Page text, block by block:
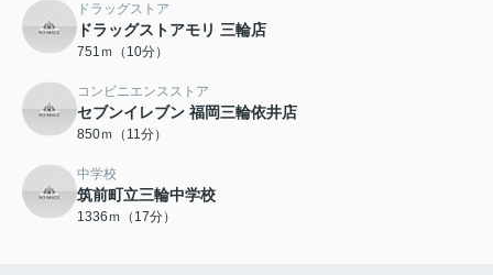
ドラッグストア
ドラッグストアモリ 三輪店
751ｍ（10分）
コンビニエンスストア
セブンイレブン 福岡三輪依井店
850ｍ（11分）
中学校
筑前町立三輪中学校
1336ｍ（17分）